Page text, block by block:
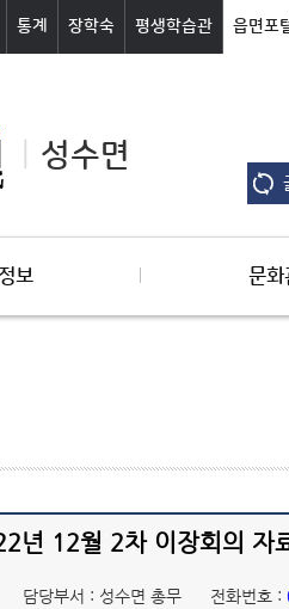
통계 장학숙 평생학습관 읍면포
성수면
보 문화
년 12월 2차 이장회의 자
담당부서 : 성수면 총무 전화번호 :